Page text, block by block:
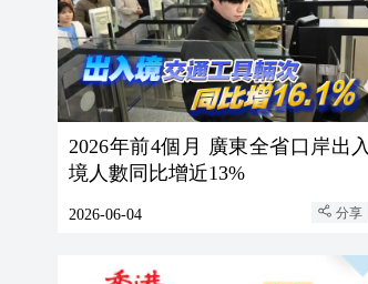
2026年前4個月 廣東全省口岸出入
境人數同比增近13%
2026-06-04 分享